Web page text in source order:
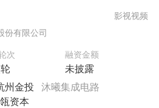
份有限公司
次 融资金额
未披露
影视视频
州金投 沐曦集成电路
资本